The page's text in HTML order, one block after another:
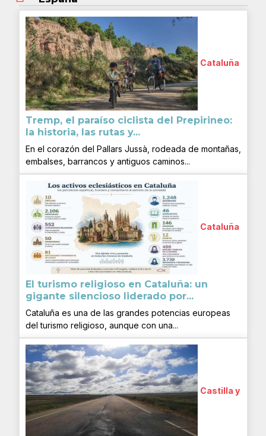
Cataluña
Tremp, el paraíso ciclista del Prepirineo:
la historia, las rutas y...
En el corazón del Pallars Jussà, rodeada de montañas,
embalses, barrancos y antiguos caminos...
Cataluña
El turismo religioso en Cataluña: un
gigante silencioso liderado por...
Cataluña es una de las grandes potencias europeas
del turismo religioso, aunque con una...
Castilla y